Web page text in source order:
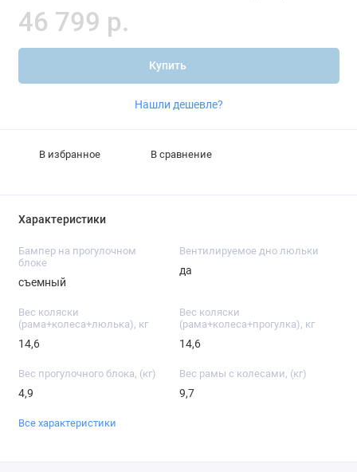
46 799 р.
Купить
Нашли дешевле?
В избранное В сравнение
Характеристики
Бампер на прогулочном
блоке
съемный
Вентилируемое дно люльки
да
Вес коляски
(рама+колеса+люлька), кг
14,6
Вес коляски
(рама+колеса+прогулка), кг
14,6
Вес прогулочного блока, (кг)
4,9
Вес рамы с колесами, (кг)
9,7
Все характеристики